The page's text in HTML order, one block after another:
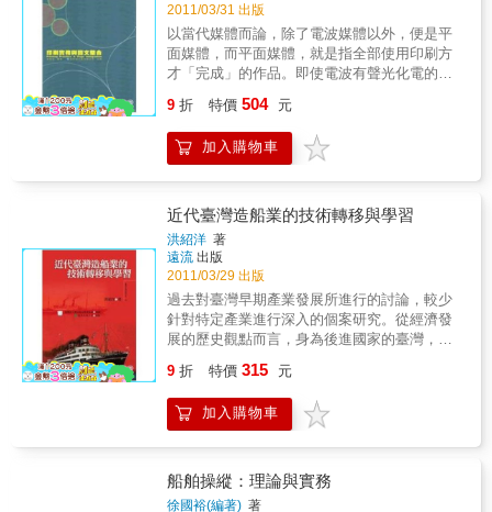
2011/03/31 出版
以當代媒體而論，除了電波媒體以外，便是平
面媒體，而平面媒體，就是指全部使用印刷方
才「完成」的作品。即使電波有聲光化電的優
賞、便於收藏的優點，為電波媒體所不能取
代。不只如此，從包裝、服飾、交通、工業產
品之標識、景觀展場之看板、建材之紋飾…等
體，扮演著文化傳承的要角，即便電子書來勢
洶洶，至少時至今日，仍難以取而代之。
9 折 特價 504 元
加入購物車
近代臺灣造船業的技術轉移與學習
洪紹洋 著
遠流 出版
2011/03/29 出版
過去對臺灣早期產業發展所進行的討論，較少
針對特定產業進行深入的個案研究。從經濟發
展的歷史觀點而言，身為後進國家的臺灣，如
到中國經驗的影響，再藉由引入先進國家的技
術和政府產業政策的協助來發展工業，以逐步
脫離對先進國家在技術上的依賴等，是值得研
業的發展過程：自日治時期建造小型船舶滿足
地區性的需求，到戰後以修船業務為開端，經
9 折 特價 315 元
加入購物車
船舶操縱：理論與實務
徐國裕(編著) 著